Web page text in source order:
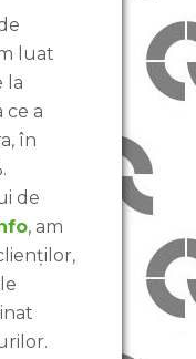
luat
la
a
în
de
, am